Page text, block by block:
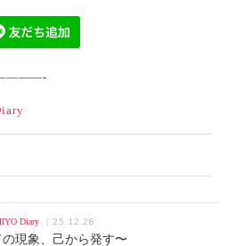
Diary 25.12.28
の現象、己から発す〜